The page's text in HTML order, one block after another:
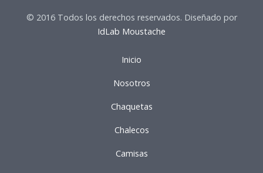
© 2016 Todos los derechos reservados. Diseñado por
IdLab Moustache
Inicio
Nosotros
Chaquetas
Chalecos
Camisas